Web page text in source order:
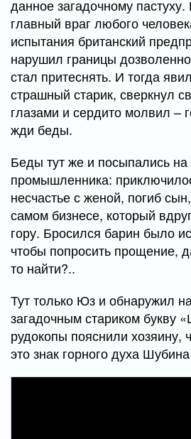
данное загадочному
главный враг любого
испытания британский
нарушил границы
стал притеснять. И тогда
страшный старик, сверкнул
глазами и сердито молвил –
жди беды.
Беды тут же и посыпались на
промышленника:
несчастье с женой, погиб
самом бизнесе, который
гору. Бросился барин было
чтобы попросить прощение,
то найти?..
Тут только Юз и обнаружил
загадочным стариком букву
рудокопы пояснили хозяину,
это знак горного духа